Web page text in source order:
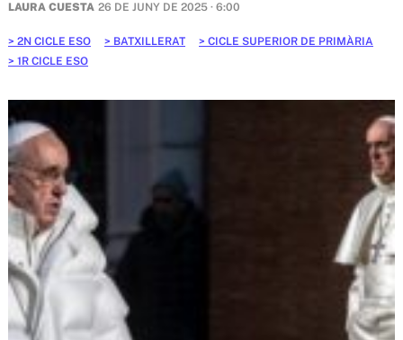
LAURA CUESTA 26 DE JUNY DE 2025 · 6:00
2N CICLE ESO BATXILLERAT
CICLE SUPERIOR DE PRIMÀRIA
1R CICLE ESO